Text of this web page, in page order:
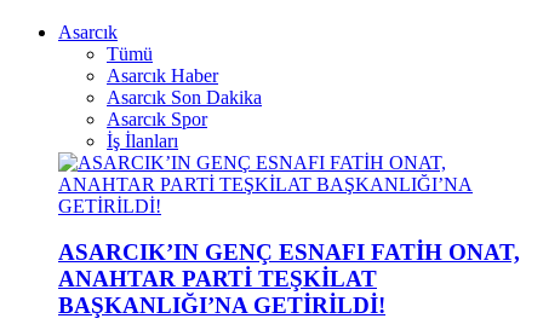
Asarcık
Tümü
Asarcık Haber
Asarcık Son Dakika
Asarcık Spor
İş İlanları
ASARCIK’IN GENÇ ESNAFI FATİH ONAT,
ANAHTAR PARTİ TEŞKİLAT
BAŞKANLIĞI’NA GETİRİLDİ!